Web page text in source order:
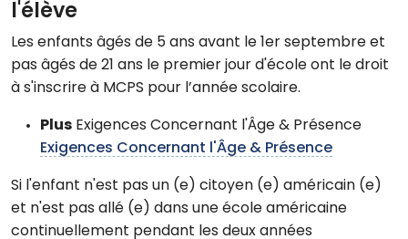
l'élève
Les enfants âgés de 5 ans avant le 1er septembre et
pas âgés de 21 ans le premier jour d'école ont le droit
à s'inscrire à MCPS pour l’année scolaire.
Plus Exigences Concernant l'Âge & Présence
Exigences Concernant l'Âge & Présence
Si l'enfant n'est pas un (e) citoyen (e) américain (e)
et n'est pas allé (e) dans une école américaine
continuellement pendant les deux années